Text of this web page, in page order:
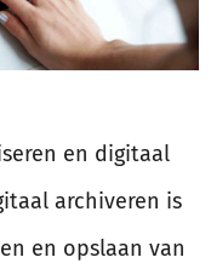
en digitaal
archiveren is
en opslaan van